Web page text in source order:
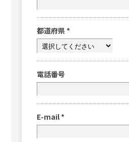
都道府県 *
電話番号
E-mail *